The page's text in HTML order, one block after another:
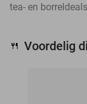
tea- en
🍴 Voordelig